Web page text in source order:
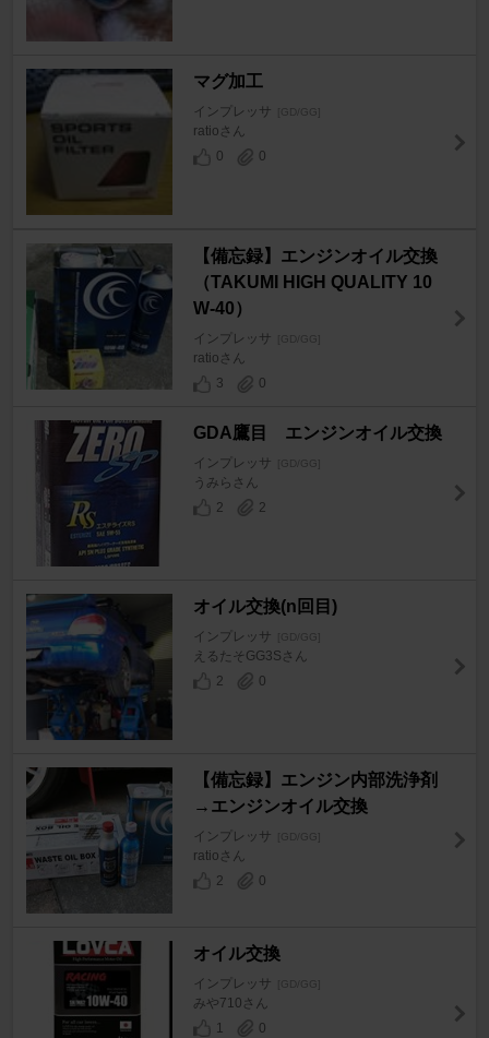
マグ加工
インプレッサ [GD/GG]
ratioさん
0
0
【備忘録】エンジンオイル交換
（TAKUMI HIGH QUALITY 10
W-40）
インプレッサ [GD/GG]
ratioさん
3
0
GDA鷹目 エンジンオイル交換
インプレッサ [GD/GG]
うみらさん
2
2
オイル交換(n回目)
インプレッサ [GD/GG]
えるたそGG3Sさん
2
0
【備忘録】エンジン内部洗浄剤
→エンジンオイル交換
インプレッサ [GD/GG]
ratioさん
2
0
オイル交換
インプレッサ [GD/GG]
みや710さん
1
0